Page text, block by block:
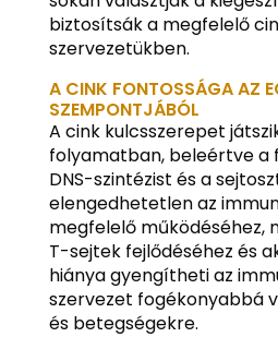
biztosítsák a megfelelő
szervezetükben.
A CINK FONTOSSÁGA AZ
SZEMPONTJÁBÓL
A cink kulcsszerepet
folyamatban, beleértve a
DNS-szintézist és a
elengedhetetlen az
megfelelő működéséhez,
T-sejtek fejlődéséhez és
hiánya gyengítheti az
szervezet fogékonyabbá
és betegségekre.